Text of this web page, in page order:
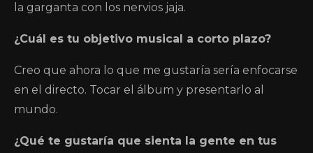
la garganta con los nervios jaja.
¿Cuál es tu objetivo musical a corto plazo?
Creo que ahora lo que me gustaría sería enfocarse
en el directo. Tocar el álbum y presentarlo al
mundo.
¿Qué te gustaría que sienta la gente en tus